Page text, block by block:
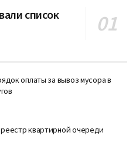
список
оплаты за вывоз мусора в
квартирной очереди